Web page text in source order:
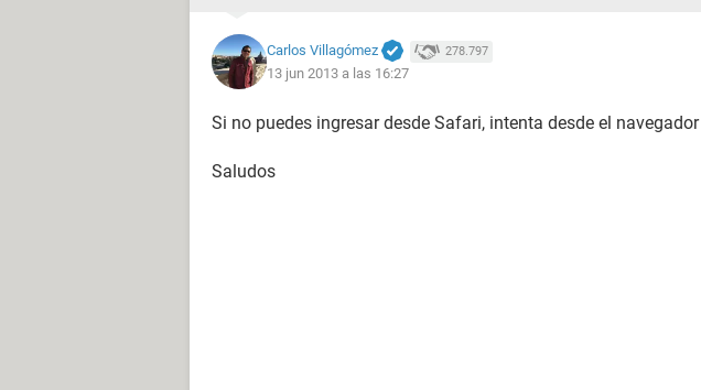
Carlos Villagómez 278.797
13 jun 2013 a las 16:27
Si no puedes ingresar desde Safari, intenta desde el navegador
Saludos